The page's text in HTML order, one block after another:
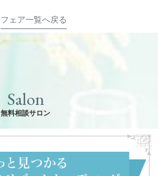
フェア一覧へ戻る
Salon
無料相談サロン